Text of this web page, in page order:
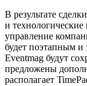
В результате
и
управление
будет поэтапным и
Eventmag будут
предложены
располагает